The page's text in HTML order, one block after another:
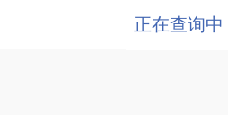
正在查询中